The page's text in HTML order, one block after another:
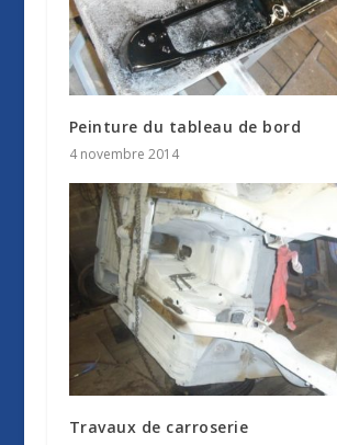
Peinture du tableau de bord
4 novembre 2014
Travaux de carroserie